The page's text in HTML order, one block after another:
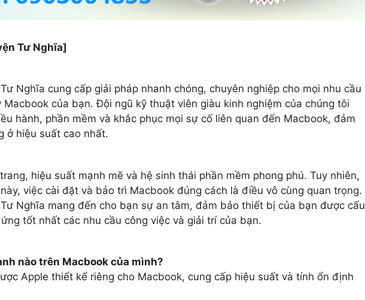
Tư Nghĩa]
Nghĩa cung cấp giải pháp nhanh chóng, chuyên nghiệp cho mọi nhu cầu
của bạn. Đội ngũ kỹ thuật viên giàu kinh nghiệm của chúng tôi
hành, phần mềm và khắc phục mọi sự cố liên quan đến Macbook, đảm
ở hiệu suất cao nhất.
hiệu suất mạnh mẽ và hệ sinh thái phần mềm phong phú. Tuy nhiên,
việc cài đặt và bảo trì Macbook đúng cách là điều vô cùng quan trọng.
Nghĩa mang đến cho bạn sự an tâm, đảm bảo thiết bị của bạn được cấu
tốt nhất các nhu cầu công việc và giải trí của bạn.
nào trên Macbook của mình?
Apple thiết kế riêng cho Macbook, cung cấp hiệu suất và tính ổn định